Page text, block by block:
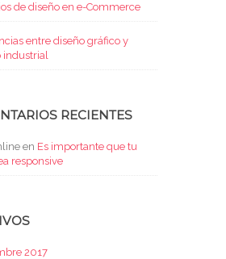
de diseño en e-Commerce
entre diseño gráfico y
industrial
RECIENTES
en Es importante que tu
responsive
2017